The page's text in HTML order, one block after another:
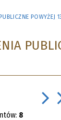
8